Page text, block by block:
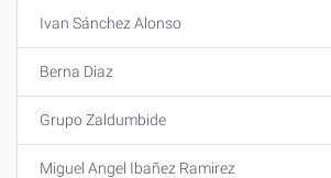
Ivan Sánchez Alonso
Berna Diaz
Grupo Zaldumbide
Miguel Angel Ibañez Ramirez